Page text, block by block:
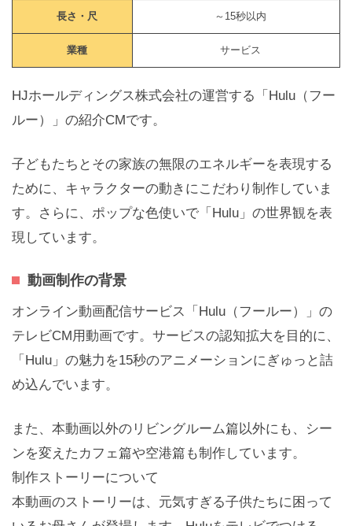
長さ・尺 ～15秒以内
業種 サービス
HJホールディングス株式会社の運営する「Hulu（フー
ルー）」の紹介CMです。
子どもたちとその家族の無限のエネルギーを表現する
ために、キャラクターの動きにこだわり制作していま
す。さらに、ポップな色使いで「Hulu」の世界観を表
現しています。
動画制作の背景
オンライン動画配信サービス「Hulu（フールー）」の
テレビCM用動画です。サービスの認知拡大を目的に、
「Hulu」の魅力を15秒のアニメーションにぎゅっと詰
め込んでいます。
また、本動画以外のリビングルーム篇以外にも、シー
ンを変えたカフェ篇や空港篇も制作しています。
制作ストーリーについて
本動画のストーリーは、元気すぎる子供たちに困って